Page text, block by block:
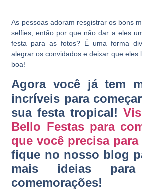
As pessoas adoram resgistrar os bons
selfies, então por que não dar a eles
festa para as fotos? É uma forma
alegrar os convidados e deixar que eles
boa!
Agora você já tem
incríveis para
sua festa tropical!
Bello Festas para
que você precisa
fique no nosso blog
mais ideias
comemorações!